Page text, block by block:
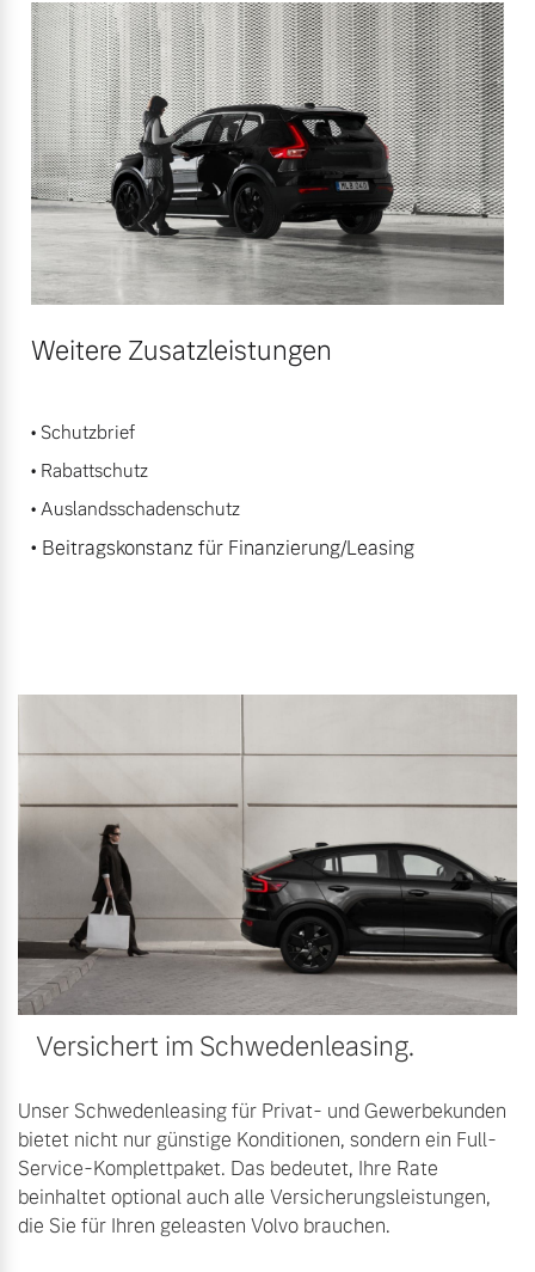
Weitere Zusatzleistungen
• Schutzbrief
• Rabattschutz
• Auslandsschadenschutz
• Beitragskonstanz für Finanzierung/Leasing
Versichert im Schwedenleasing.
Unser Schwedenleasing für Privat- und Gewerbekunden
bietet nicht nur günstige Konditionen, sondern ein Full-
Service-Komplettpaket. Das bedeutet, Ihre Rate
beinhaltet optional auch alle Versicherungsleistungen,
die Sie für Ihren geleasten Volvo brauchen.